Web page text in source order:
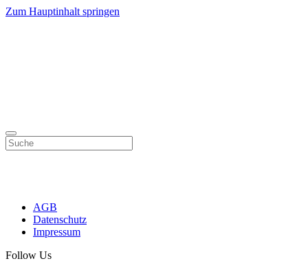
Zum Hauptinhalt springen
AGB
Datenschutz
Impressum
Follow Us